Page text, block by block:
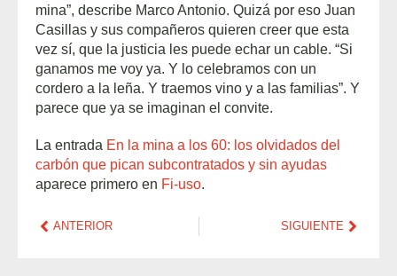
mina”, describe Marco Antonio. Quizá por eso Juan
Casillas y sus compañeros quieren creer que esta
vez sí, que la justicia les puede echar un cable. “Si
ganamos me voy ya. Y lo celebramos con un
cordero a la leña. Y traemos vino y a las familias”. Y
parece que ya se imaginan el convite.
La entrada En la mina a los 60: los olvidados del
carbón que pican subcontratados y sin ayudas
aparece primero en Fi-uso.
ANTERIOR SIGUIENTE